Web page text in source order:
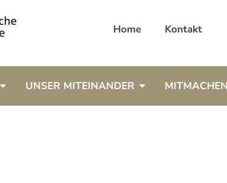
Home Kontakt
UNSER MITEINANDER MITMACHEN